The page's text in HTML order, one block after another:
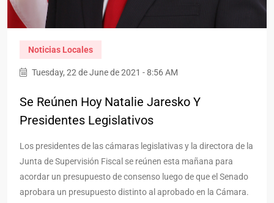
Noticias Locales
Tuesday, 22 de June de 2021 - 8:56 AM
Se Reúnen Hoy Natalie Jaresko Y
Presidentes Legislativos
Los presidentes de las cámaras legislativas y la directora de la
Junta de Supervisión Fiscal se reúnen esta mañana para
acordar un presupuesto de consenso luego de que el Senado
aprobara un presupuesto distinto al aprobado en la Cámara.